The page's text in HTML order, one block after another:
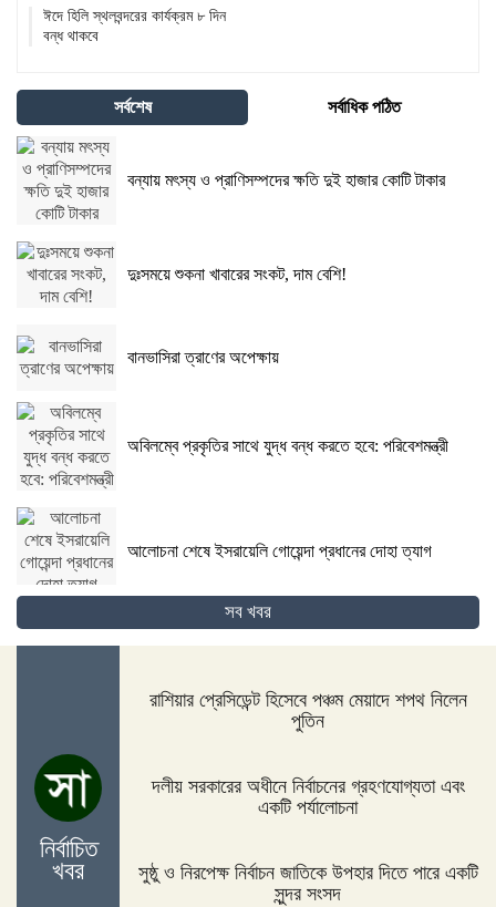
ঈদে হিলি স্থলবন্দরের কার্যক্রম ৮ দিন
বন্ধ থাকবে
সর্বশেষ সর্বাধিক পঠিত
বন্যায় মৎস্য ও প্রাণিসম্পদের ক্ষতি দুই হাজার কোটি টাকার
দুঃসময়ে শুকনা খাবারের সংকট, দাম বেশি!
বানভাসিরা ত্রাণের অপেক্ষায়
অবিলম্বে প্রকৃতির সাথে যুদ্ধ বন্ধ করতে হবে: পরিবেশমন্ত্রী
আলোচনা শেষে ইসরায়েলি গোয়েন্দা প্রধানের দোহা ত্যাগ
গোপালগঞ্জের কোটালীপাড়ায় ৮ দিনব্যাপী রথযাত্রা উদযাপিত
জিম্বাবুয়ের দায়িত্বে বাংলাদেশের সাবেক বোলিং কোচ ল্যাঙ্গাভেল্ট
দিনাজপুরের ফুলবাড়ীতে সড়ক দুর্ঘটনায় দু’জন নিহত
সব খবর
নির্বাচিত
খবর
রাশিয়ার প্রেসিডেন্ট হিসেবে পঞ্চম মেয়াদে শপথ নিলেন
পুতিন
দলীয় সরকারের অধীনে নির্বাচনের গ্রহণযোগ্যতা এবং
একটি পর্যালোচনা
সুষ্ঠু ও নিরপেক্ষ নির্বাচন জাতিকে উপহার দিতে পারে একটি
সুন্দর সংসদ